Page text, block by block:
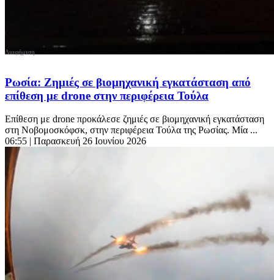
Ρωσία: Ζημιές σε βιομηχανική εγκατάσταση από
επίθεση με drone στην περιφέρεια Τούλα
Επίθεση με drone προκάλεσε ζημιές σε βιομηχανική εγκατάσταση
στη Νοβομοσκόφσκ, στην περιφέρεια Τούλα της Ρωσίας. Μία ...
06:55 | Παρασκευή 26 Ιουνίου 2026